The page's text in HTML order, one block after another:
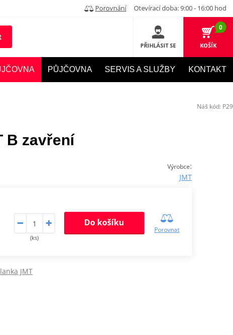
Porovnání Otevírací doba: 9:00 - 16:00 hod
PŘIHLÁSIT SE
0
KOŠÍK
PŮJČOVNA SERVIS A SLUŽBY KONTAKT
B zavření
Výrobce:
JMT
(ks)
Do košíku
Porovnat
JMT
Náš kód: P29